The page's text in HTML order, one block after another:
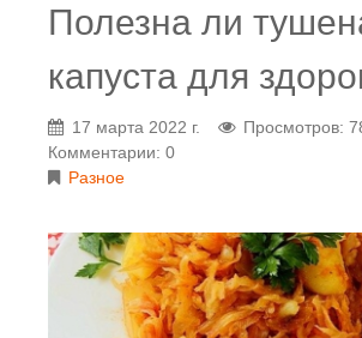
Полезна ли
капуста для
17 марта 2022 г.
Просмотров:
Комментарии: 0
Разное